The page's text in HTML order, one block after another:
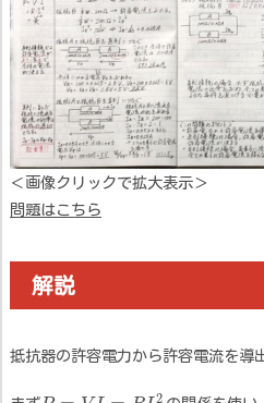
＜画像クリックで拡大表示＞
問題はこちら
解説
抵抗器の許容電力から許容電流を導
2